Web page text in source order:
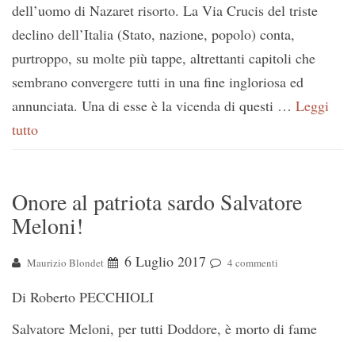
dell’uomo di Nazaret risorto. La Via Crucis del triste
declino dell’Italia (Stato, nazione, popolo) conta,
purtroppo, su molte più tappe, altrettanti capitoli che
sembrano convergere tutti in una fine ingloriosa ed
annunciata. Una di esse è la vicenda di questi … Leggi
tutto
Onore al patriota sardo Salvatore
Meloni!
Maurizio Blondet 6 Luglio 2017 4 commenti
Di Roberto PECCHIOLI
Salvatore Meloni, per tutti Doddore, è morto di fame